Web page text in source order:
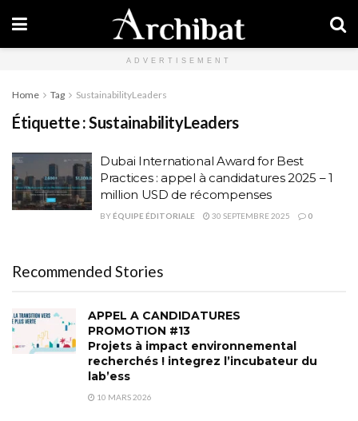
ADVERTISEMENT
Home Tag SustainabilityLeaders
Étiquette :SustainabilityLeaders
Dubai International Award for Best
Practices : appel à candidatures 2025 – 1
million USD de récompenses
BY ÉQUIPE ÉDITORIALE 30 SEPTEMBRE 2025 0
Recommended Stories
APPEL A CANDIDATURES
PROMOTION #13
Projets à impact environnemental
recherchés ! integrez l’incubateur du
lab’ess
10 MARS 2026